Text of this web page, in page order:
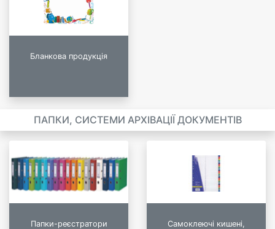
Бланкова продукція
ПАПКИ, СИСТЕМИ АРХІВАЦІЇ ДОКУМЕНТІВ
Папки-реєстратори
Самоклеючі кишені,